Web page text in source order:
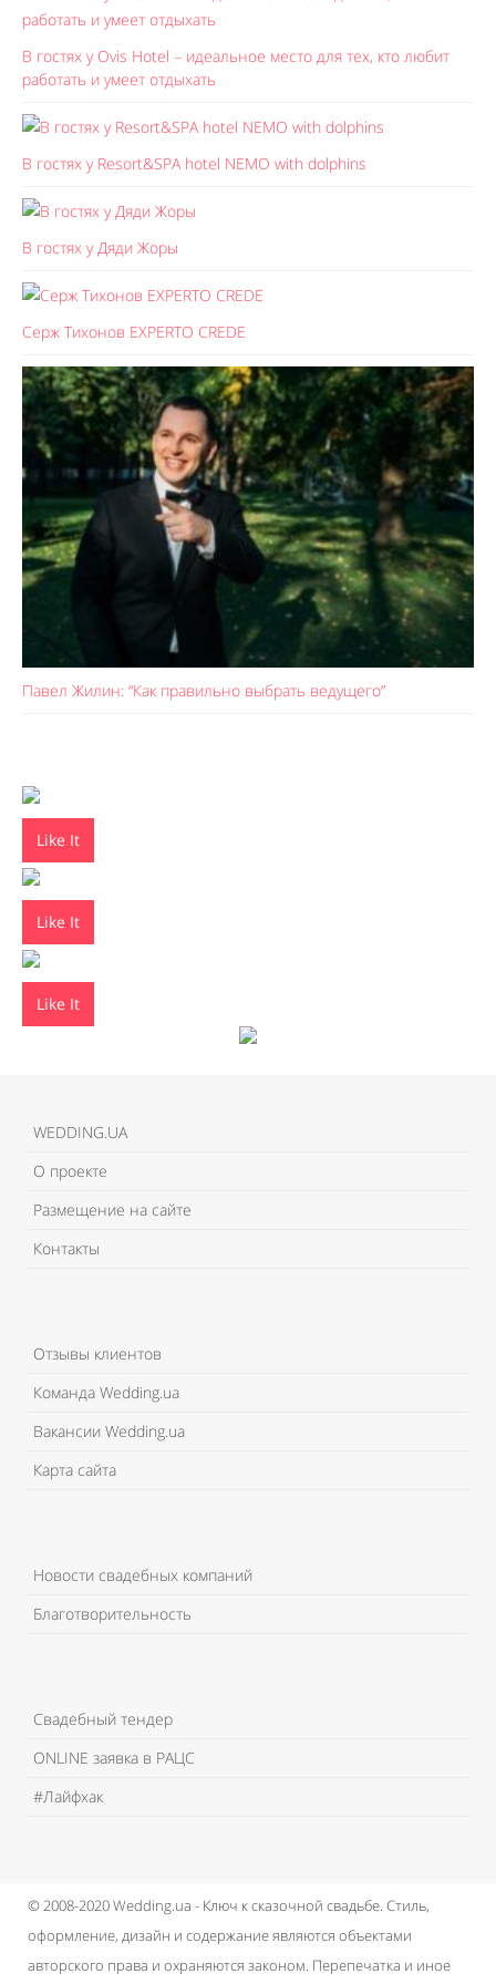
В гостях у Ovis Hotel – идеальное место для тех, кто любит
работать и умеет отдыхать
В гостях у Resort&SPA hotel NEMO with dolphins
В гостях у Дяди Жоры
Серж Тихонов EXPERTO CREDE
Павел Жилин: “Как правильно выбрать ведущего”
Like It
Like It
Like It
WEDDING.UA
О проекте
Размещение на сайте
Контакты
Отзывы клиентов
Команда Wedding.ua
Вакансии Wedding.ua
Карта сайта
Новости свадебных компаний
Благотворительность
Свадебный тендер
ONLINE заявка в РАЦС
#Лайфхак
© 2008-2020 Wedding.ua - Ключ к сказочной свадьбе. Стиль,
оформление, дизайн и содержание являются объектами
авторского права и охраняются законом. Перепечатка и иное